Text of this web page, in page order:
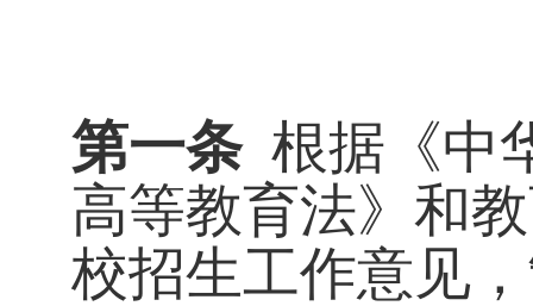
第一条 根据《中
高等教育法》和
校招生工作意见